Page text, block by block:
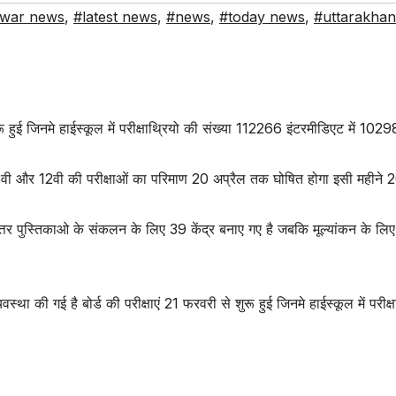
news, #latest news, #news, #today news,
हुई जिनमे हाईस्कूल में परीक्षाथ्रियो की संख्या 112266 इंटरमीडिएट में
और 12वी की परीक्षाओं का परिमाण 20 अप्रैल तक घोषित होगा इसी महीने
उत्तर पुस्तिकाओ के संकलन के लिए 39 केंद्र बनाए गए है जबकि मूल्यांकन
की गई है बोर्ड की परीक्षाएं 21 फरवरी से शुरू हुई जिनमे हाईस्कूल में